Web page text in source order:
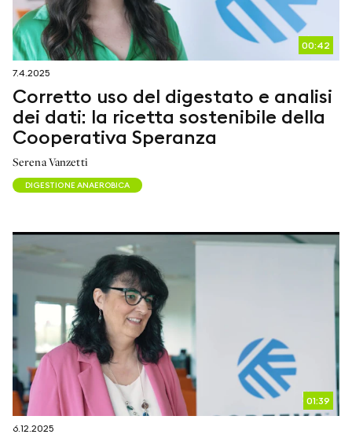
00:42
7.4.2025
Corretto uso del digestato e analisi
dei dati: la ricetta sostenibile della
Cooperativa Speranza
Serena Vanzetti
DIGESTIONE ANAEROBICA
01:39
6.12.2025